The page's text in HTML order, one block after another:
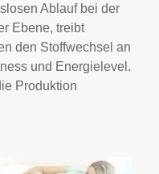
Ablauf bei der
Ebene, treibt
den Stoffwechsel an
und Energielevel.
Produktion